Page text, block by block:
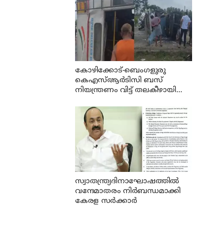
കോഴിക്കോട്-ബെംഗളുരു
കെഎസ്ആര്‍ടിസി ബസ്
നിയന്ത്രണം വിട്ട് തലകീഴായി
കണ്ടക്ടറും മരിച്ചു
സ്വാതന്ത്ര്യദിനാഘോഷത്തില്‍
വന്ദേമാതരം നിര്‍ബന്ധമാക്കി
കേരള സര്‍ക്കാര്‍